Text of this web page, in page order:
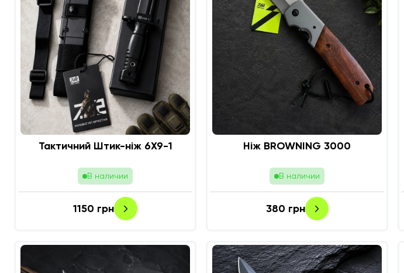
Тактичний Штик-ніж 6Х9-1
В наличии
1150 грн
Ніж BROWNING 3000
В наличии
380 грн